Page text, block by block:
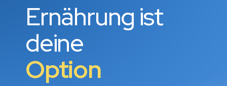
Ernährung ist
deine
Option